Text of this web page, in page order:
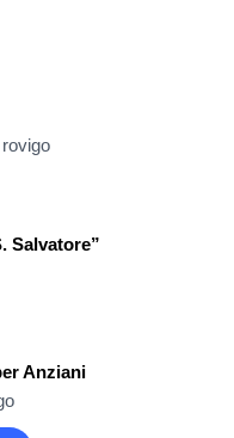
Salvatore”
Anziani